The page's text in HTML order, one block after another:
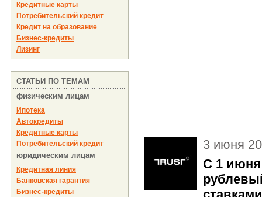
Кредитные карты
Потребительский кредит
Кредит на образование
Бизнес-кредиты
Лизинг
СТАТЬИ ПО ТЕМАМ
физическим лицам
Ипотека
Автокредиты
Кредитные карты
Потребительский кредит
юридическим лицам
Кредитная линия
Банковская гарантия
Бизнес-кредиты
3 июня
С 1 июня